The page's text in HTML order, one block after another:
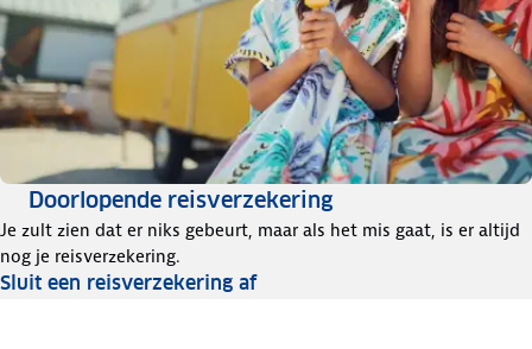
Doorlopende reisverzekering
Je zult zien dat er niks gebeurt, maar als het mis gaat, is er altijd
nog je reisverzekering.
Sluit een reisverzekering af